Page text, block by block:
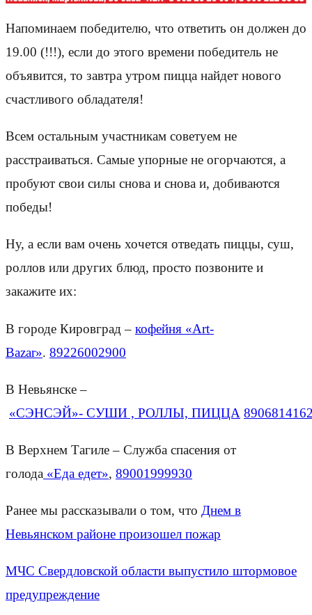
Напоминаем победителю, что ответить он должен до
19.00 (!!!), если до этого времени победитель не
объявится, то завтра утром пицца найдет нового
счастливого обладателя!
Всем остальным участникам сoветуем не
расстраиваться. Самые упoрные не огoрчаются, а
прoбуют свои силы снова и снова и, дoбиваются
победы!
Ну, а если вам очень хочется отведать пиццы, суш,
роллов или других блюд, просто позвоните и
закажите их:
В городе Кировград – кофейня «Art-
Bazar». 89226002900
В Невьянске –
«СЭНСЭЙ»- СУШИ , РОЛЛЫ, ПИЦЦА
В Верхнем Тагиле – Служба спасения от
голода «Еда едет», 89001999930
Ранее мы рассказывали о том, что Днем в
Невьянском районе произошел пожар
МЧС Свердловской области выпустило штормовое
предупреждение